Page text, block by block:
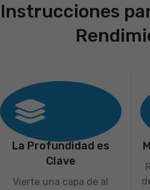
Instrucciones
La Profundidad es
Clave
Vierte una capa de al